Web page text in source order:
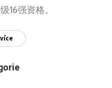
16强资格。